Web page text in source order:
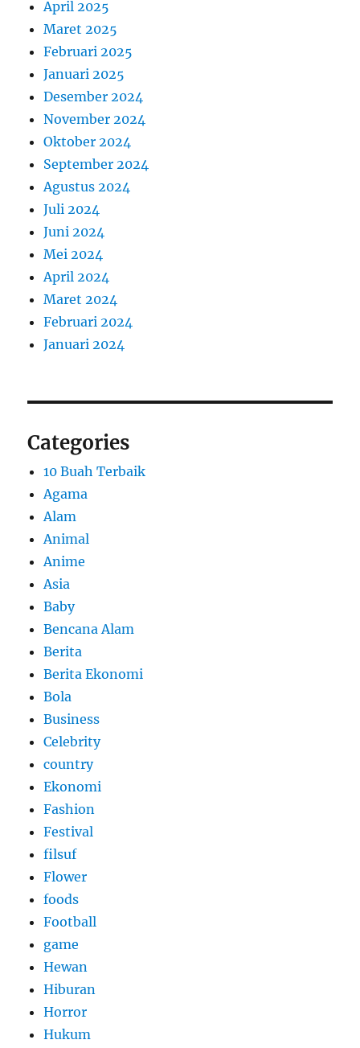
April 2025
Maret 2025
Februari 2025
Januari 2025
Desember 2024
November 2024
Oktober 2024
September 2024
Agustus 2024
Juli 2024
Juni 2024
Mei 2024
April 2024
Maret 2024
Februari 2024
Januari 2024
Categories
10 Buah Terbaik
Agama
Alam
Animal
Anime
Asia
Baby
Bencana Alam
Berita
Berita Ekonomi
Bola
Business
Celebrity
country
Ekonomi
Fashion
Festival
filsuf
Flower
foods
Football
game
Hewan
Hiburan
Horror
Hukum